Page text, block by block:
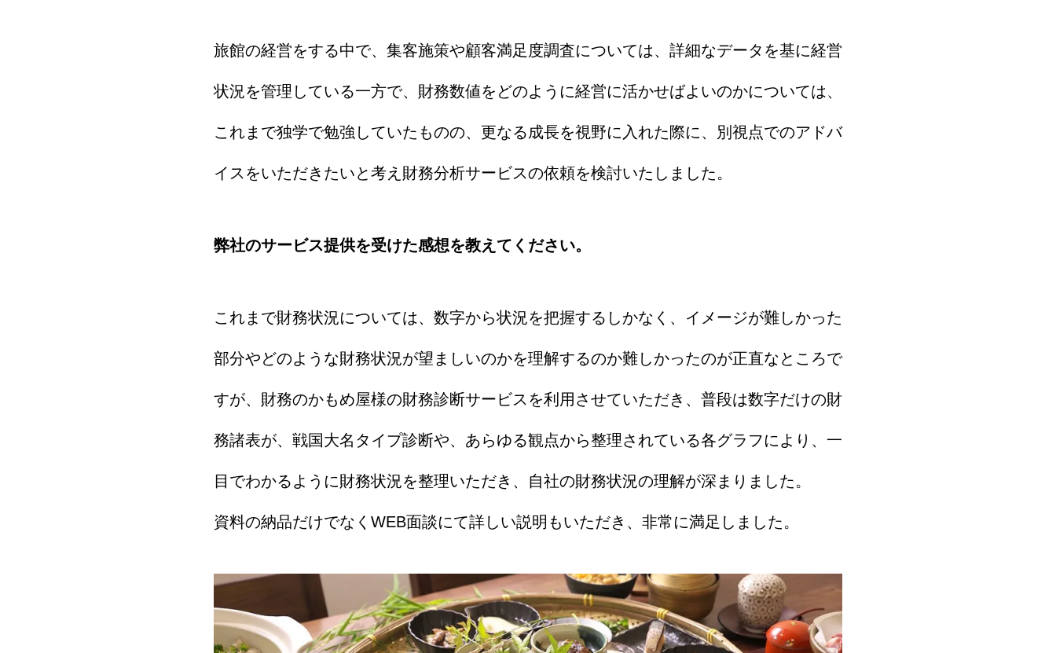
旅館の経営をする中で、集客施策や顧客満足度調査については、詳細なデータを基に経営
状況を管理している一方で、財務数値をどのように経営に活かせばよいのかについては、
これまで独学で勉強していたものの、更なる成長を視野に入れた際に、別視点でのアドバ
イスをいただきたいと考え財務分析サービスの依頼を検討いたしました。
弊社のサービス提供を受けた感想を教えてください。
これまで財務状況については、数字から状況を把握するしかなく、イメージが難しかった
部分やどのような財務状況が望ましいのかを理解するのか難しかったのが正直なところで
すが、財務のかもめ屋様の財務診断サービスを利用させていただき、普段は数字だけの財
務諸表が、戦国大名タイプ診断や、あらゆる観点から整理されている各グラフにより、一
目でわかるように財務状況を整理いただき、自社の財務状況の理解が深まりました。
資料の納品だけでなくWEB面談にて詳しい説明もいただき、非常に満足しました。